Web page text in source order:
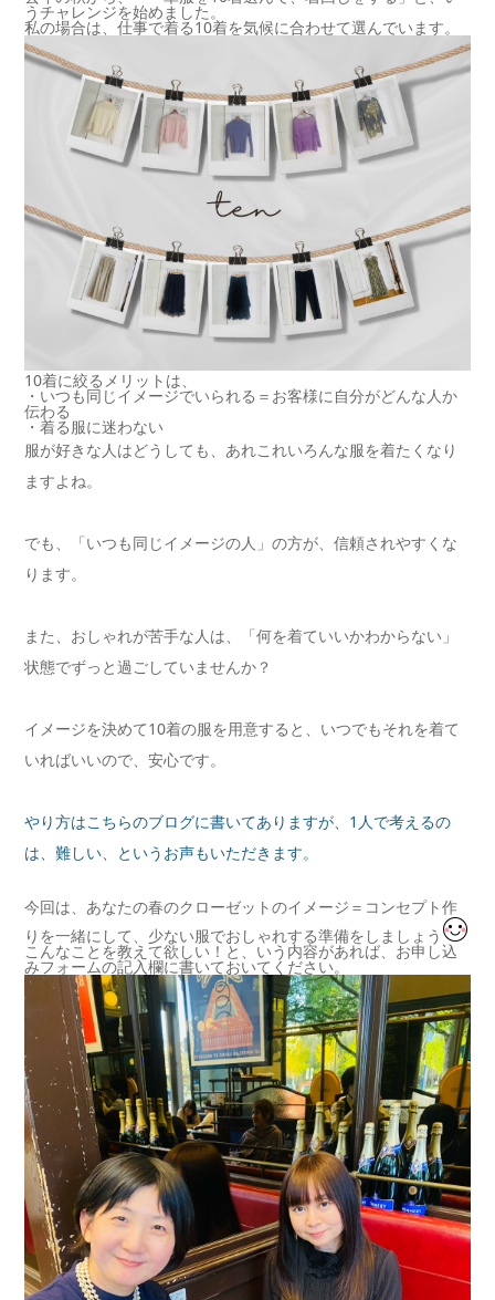
うチャレンジを始めました。
私の場合は、仕事で着る10着を気候に合わせて選んでいます。
10着に絞るメリットは、
・いつも同じイメージでいられる＝お客様に自分がどんな人か
伝わる
・着る服に迷わない
服が好きな人はどうしても、あれこれいろんな服を着たくなり
ますよね。
でも、「いつも同じイメージの人」の方が、信頼されやすくな
ります。
また、おしゃれが苦手な人は、「何を着ていいかわからない」
状態でずっと過ごしていませんか？
イメージを決めて10着の服を用意すると、いつでもそれを着て
いればいいので、安心です。
やり方はこちらのブログに書いてありますが、1人で考えるの
は、難しい、というお声もいただきます。
今回は、あなたの春のクローゼットのイメージ＝コンセプト作
りを一緒にして、少ない服でおしゃれする準備をしましょう
こんなことを教えて欲しい！と、いう内容があれば、お申し込
みフォームの記入欄に書いておいてください。